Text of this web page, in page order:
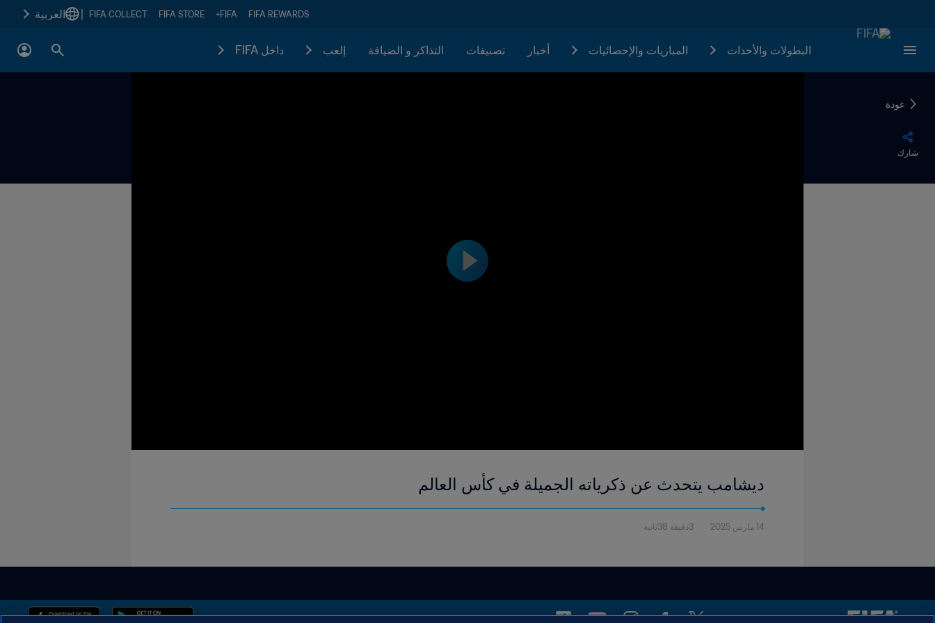
FIFA REWARDS
FIFA+
FIFA STORE
FIFA COLLECT العربية
البطولات والأحدات المباريات والإحصائيات أخبار تصنيفات التذاكر و الضيافة إلعب داخل FIFA
عودة
شارك
ديشامب يتحدث عن ذكرياته الجميلة في كأس العالم
14 مارس 2025 3دقيقة 38ثانية